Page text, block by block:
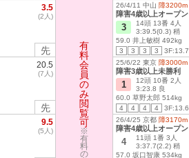
有
料
会
員
の
み
閲
覧
可
※
有
料
の
3.5
(2人)
先
26/4/11 中山 障3200m
障害4歳以上オープン
3
14頭 13番 4人
3:39.5(0.3) 稍
59.0 井上敏樹 492kg
3
3 3 3 3F:13.7
20.5
(7人)
先
25/6/22 東京 障3000m
障害3歳以上未勝利
1
12頭 10番 2人
3:23.8 良
60.0 草野太郎 514kg
4
4 4 4 3F:13.6
9.5
(5人)
26/4/25 京都 障3170m
障害4歳以上オープン
4
11頭 1番 3人
3:37.7(2.2) 稍
57.0 坂口智康 534kg